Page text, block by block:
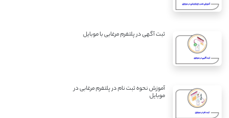
ثبت آگهی در پلتفرم مرغابی با موبایل
آموزش نحوه ثبت نام در پلتفرم مرغابی در
موبایل